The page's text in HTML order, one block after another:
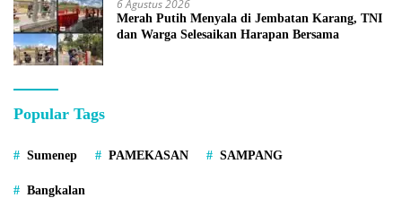
6 Agustus 2026
Merah Putih Menyala di Jembatan Karang, TNI
dan Warga Selesaikan Harapan Bersama
Popular Tags
Sumenep PAMEKASAN SAMPANG
Bangkalan